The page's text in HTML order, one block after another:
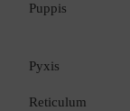
Puppis
Pyxis
Reticulum